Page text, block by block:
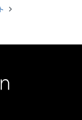
navigate_next